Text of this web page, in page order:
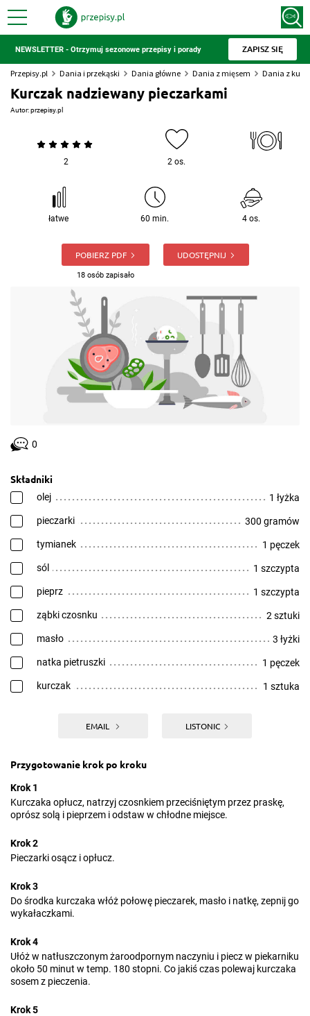
NEWSLETTER - Otrzymuj sezonowe przepisy i porady ZAPISZ SIĘ
Przepisy.pl Dania i przekąski Dania główne Dania z mięsem Dania z
Kurczak nadziewany pieczarkami
Autor:przepisy.pl
2 2 os.
łatwe 60 min. 4 os.
POBIERZ PDF
18 osób zapisało
UDOSTĘPNIJ
0
Składniki
olej 1 łyżka
pieczarki 300 gramów
tymianek 1 pęczek
sól 1 szczypta
pieprz 1 szczypta
ząbki czosnku 2 sztuki
masło 3 łyżki
natka pietruszki 1 pęczek
kurczak 1 sztuka
EMAIL LISTONIC
Przygotowanie krok po kroku
Krok 1
Kurczaka opłucz, natrzyj czosnkiem przeciśniętym przez praskę,
oprósz solą i pieprzem i odstaw w chłodne miejsce.
Krok 2
Pieczarki osącz i opłucz.
Krok 3
Do środka kurczaka włóż połowę pieczarek, masło i natkę, zepnij go
wykałaczkami.
Krok 4
Ułóż w natłuszczonym żaroodpornym naczyniu i piecz w piekarniku
około 50 minut w temp. 180 stopni. Co jakiś czas polewaj kurczaka
sosem z pieczenia.
Krok 5